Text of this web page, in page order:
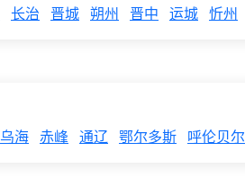
长治 晋城 朔州 晋中 运城 忻州
乌海 赤峰 通辽 鄂尔多斯 呼伦贝尔